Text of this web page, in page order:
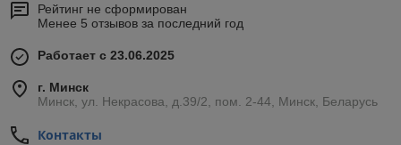
Рейтинг не сформирован
Менее 5 отзывов за последний год
Работает с 23.06.2025
г. Минск
Минск, ул. Некрасова, д.39/2, пом. 2-44, Минск, Беларусь
Контакты